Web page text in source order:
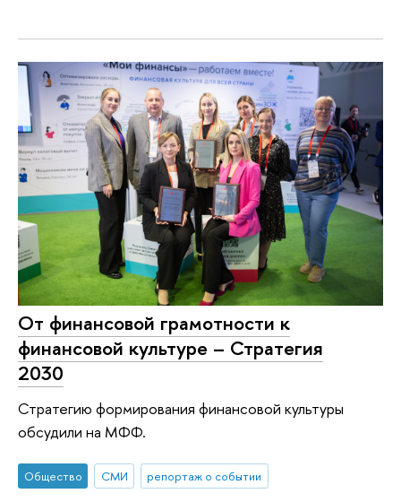
От финансовой грамотности к
финансовой культуре – Стратегия
2030
Стратегию формирования финансовой культуры
обсудили на МФФ.
Общество СМИ репортаж о событии